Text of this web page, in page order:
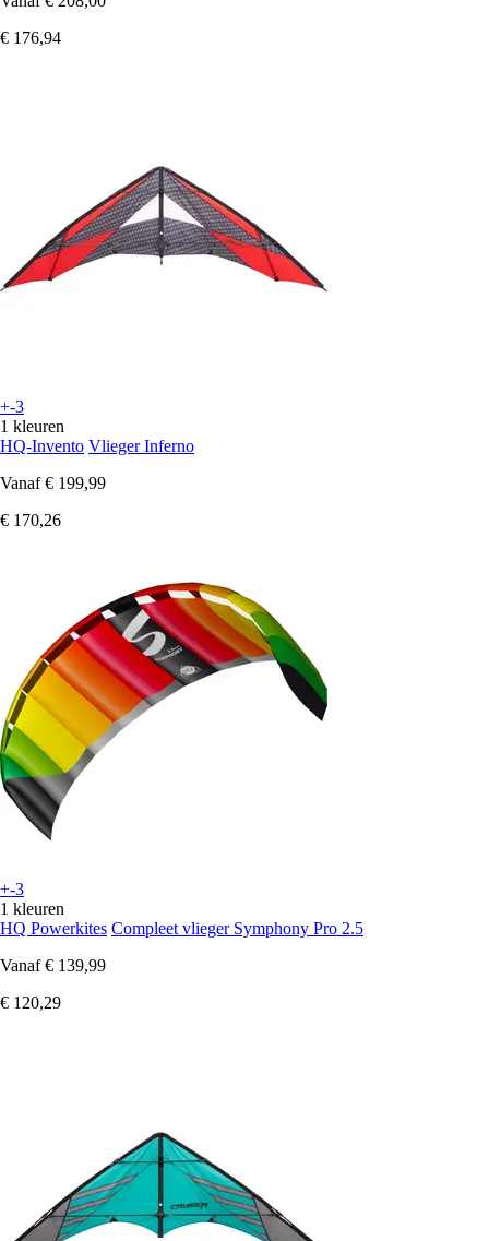
€ 176,94
+-3
1 kleuren
HQ-Invento Vlieger Inferno
Vanaf € 199,99
€ 170,26
+-3
1 kleuren
HQ Powerkites Compleet vlieger Symphony Pro 2.5
Vanaf € 139,99
€ 120,29